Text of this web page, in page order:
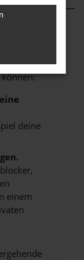
deine
einem